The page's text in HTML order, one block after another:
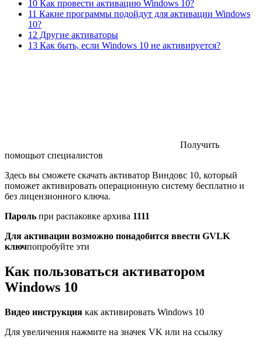
10 Как провести активацию Windows 10?
11 Какие программы подойдут для активации Windows
10?
12 Другие активаторы
13 Как быть, если Windows 10 не активируется?
Получить
помощьот специалистов
Здесь вы сможете скачать активатор Виндовс 10, который
поможет активировать операционную систему бесплатно и
без лицензионного ключа.
Пароль при распаковке архива 1111
Для активации возможно понадобится ввести GVLK
ключпопробуйте эти
Как пользоваться активатором
Windows 10
Видео инструкция как активировать Windows 10
Для увеличения нажмите на значек VK или на ссылку